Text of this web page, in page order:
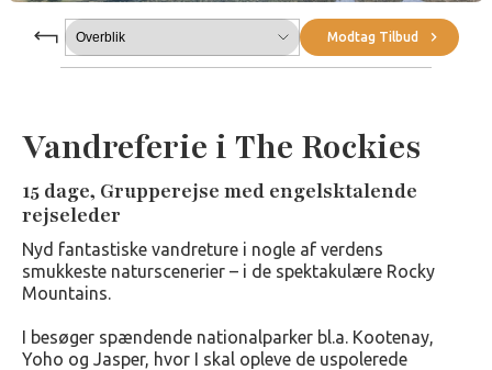
Submenu Modtag Tilbud
Vandreferie i The Rockies
15 dage, Grupperejse med engelsktalende
rejseleder
Nyd fantastiske vandreture i nogle af verdens
smukkeste naturscenerier – i de spektakulære Rocky
Mountains.
I besøger spændende nationalparker bl.a. Kootenay,
Yoho og Jasper, hvor I skal opleve de uspolerede